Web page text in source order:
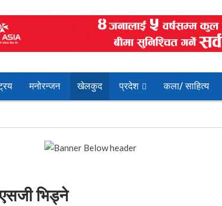
मनोरन्जन खेलकुद प्रदेश कला/ साहित्य
भिड्ने